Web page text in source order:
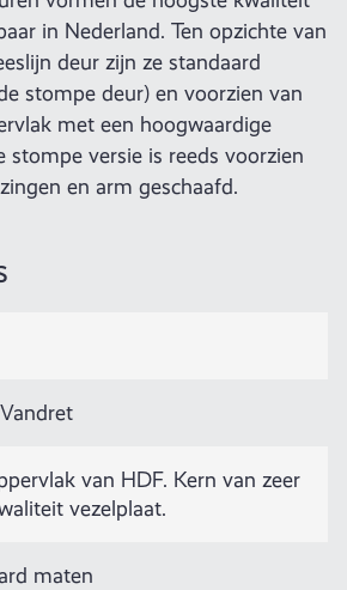
in Nederland. Ten opzichte van
deur zijn ze standaard
stompe deur) en voorzien van
met een hoogwaardige
stompe versie is reeds voorzien
en arm geschaafd.
van HDF. Kern van zeer
vezelplaat.
maten